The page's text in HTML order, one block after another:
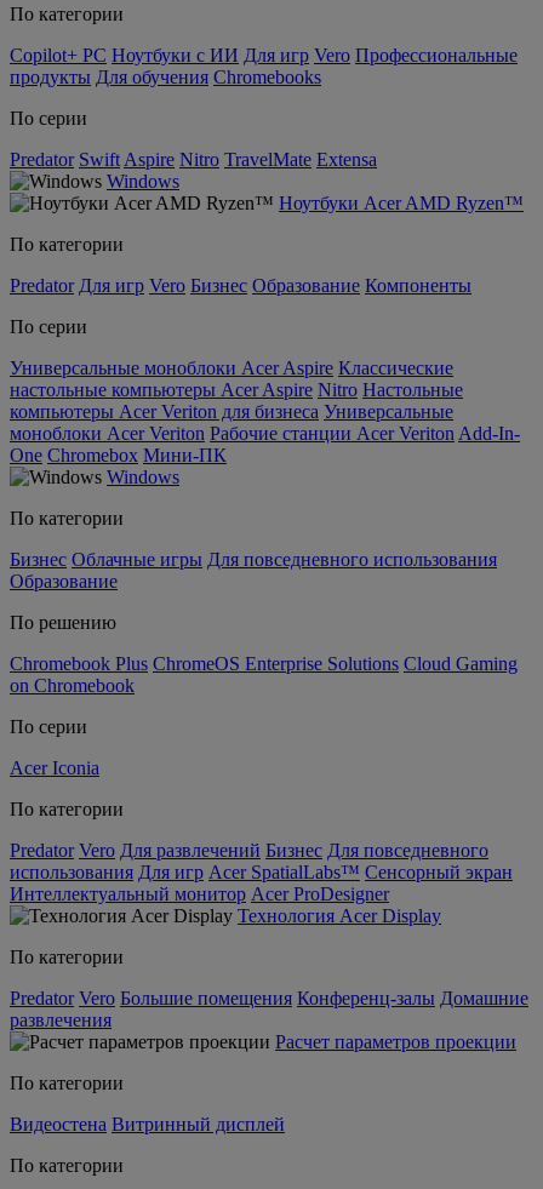
По категории
Copilot+ PC Ноутбуки с ИИ Для игр Vero Профессиональные
продукты Для обучения Chromebooks
По серии
Predator Swift Aspire Nitro TravelMate Extensa
Windows
Ноутбуки Acer AMD Ryzen™
По категории
Predator Для игр Vero Бизнес Образование Компоненты
По серии
Универсальные моноблоки Acer Aspire Классические
настольные компьютеры Acer Aspire Nitro Настольные
компьютеры Acer Veriton для бизнеса Универсальные
моноблоки Acer Veriton Рабочие станции Acer Veriton Add-In-
One Chromebox Мини-ПК
Windows
По категории
Бизнес Облачные игры Для повседневного использования
Образование
По решению
Chromebook Plus ChromeOS Enterprise Solutions Cloud Gaming
on Chromebook
По серии
Acer Iconia
По категории
Predator Vero Для развлечений Бизнес Для повседневного
использования Для игр Acer SpatialLabs™ Сенсорный экран
Интеллектуальный монитор Acer ProDesigner
Технология Acer Display
По категории
Predator Vero Большие помещения Конференц-залы Домашние
развлечения
Расчет параметров проекции
По категории
Видеостена Витринный дисплей
По категории